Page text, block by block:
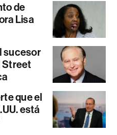
de
Lisa
sucesor
Street
que el
está